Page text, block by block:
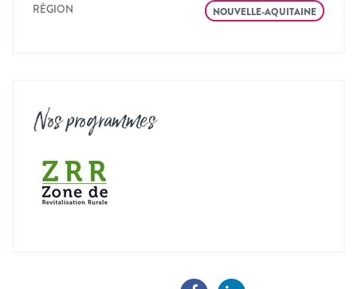
RÉGION NOUVELLE-AQUITAINE
Nos programmes